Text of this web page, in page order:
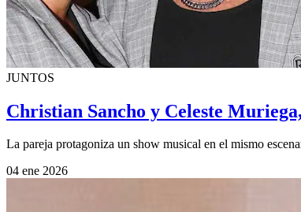
JUNTOS
Christian Sancho y Celeste
La pareja protagoniza un show musical en el mismo
04 ene 2026